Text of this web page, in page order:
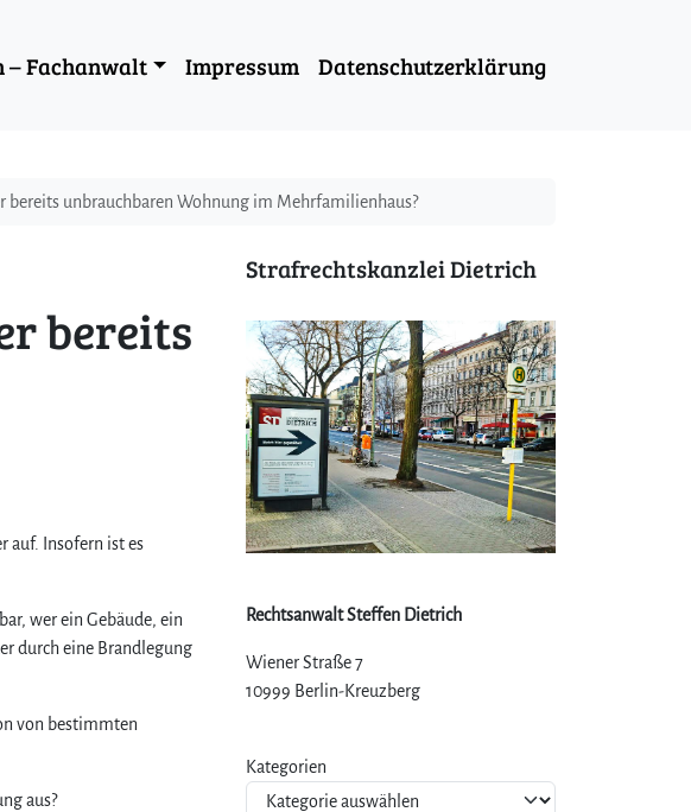
Fachanwalt Impressum Datenschutzerklärung
bereits unbrauchbaren Wohnung im Mehrfamilienhaus?
bereits
auf. Insofern ist es
wer ein Gebäude, ein
durch eine Brandlegung
von bestimmten
aus?
Strafrechtskanzlei Dietrich
Rechtsanwalt Steffen Dietrich
Wiener Straße 7
10999 Berlin-Kreuzberg
Kategorien